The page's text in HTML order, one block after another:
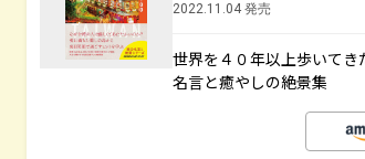
2022.11.04 発売
世界を４０年以上歩いて
名言と癒やしの絶景集